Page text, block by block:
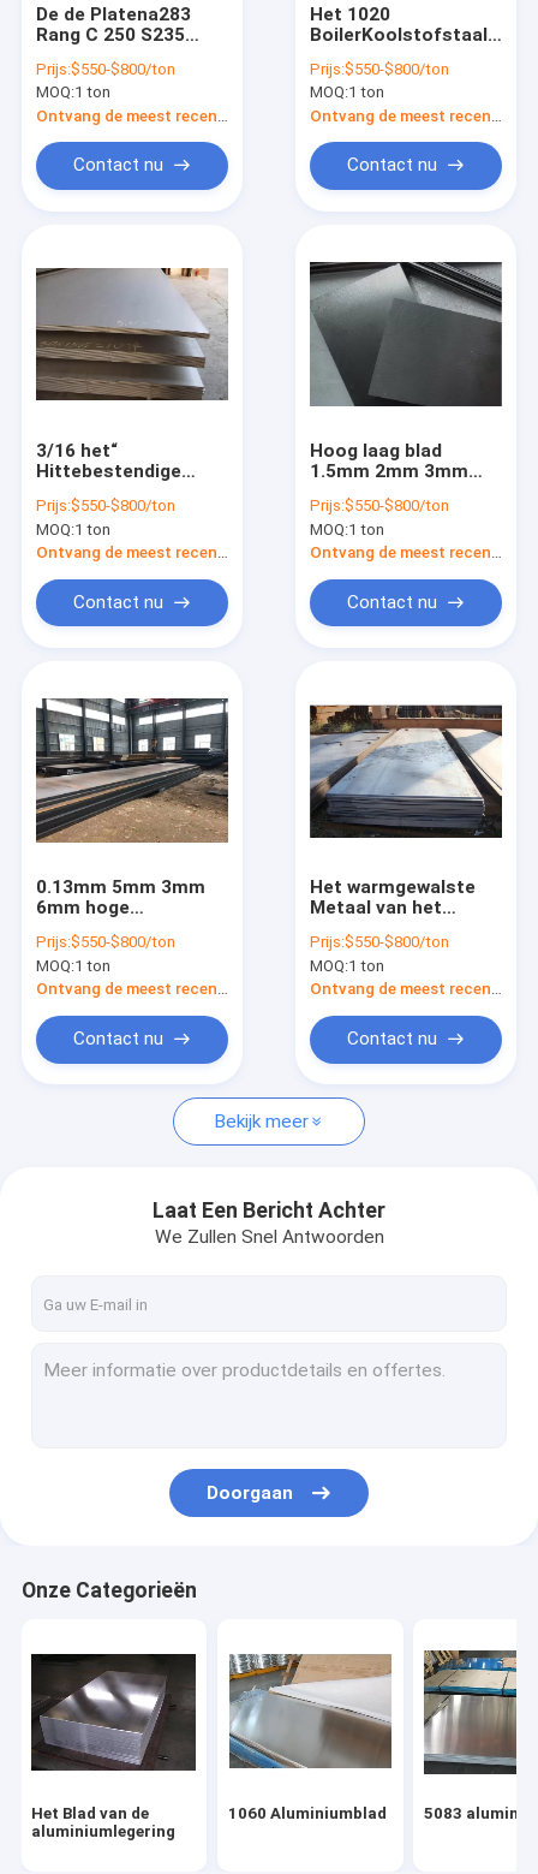
Producten
Videos
Ongeveer ons
Contacteer ons
Nieuws
Het Blad van de aluminiumlegering
5083 aluminiumblad
6061 aluminiumplaat
De Baar van het magnesiummetaal
De Baren van de aluminiumlegering
Kleur met een laag bedekte rol
Koolstofstaalplaten
LegeringsStaalplaat
De de Platena283
Rang C 250 S235
TemperatuurKoolstofstaal
is 2062
Prijs:$550-$800/ton
MOQ:1 ton
Contact nu
Het 1020
BoilerKoolstofstaal
ASTM A283 A283m
A573 A573m Gr. C
Prijs:$550-$800/ton
MOQ:1 ton
Contact nu
3/16 het“
Hittebestendige
Koolstofstaalplaat
A105 van A36 Met
een laag bedekt Mej.
2mm 6mm
Prijs:$550-$800/ton
MOQ:1 ton
Ontvang de meest recente Prijs
Contact nu
Hoog laag blad
1.5mm 2mm 3mm
koolstof vloeistaal
Prijs:$550-$800/ton
MOQ:1 ton
Ontvang de meest recente Prijs
Contact nu
0.13mm 5mm 3mm
6mm hoge
voor de dienst op
hoge temperatuur
Prijs:$550-$800/ton
MOQ:1 ton
Ontvang de meest recente Prijs
Contact nu
Het warmgewalste
Metaal van het
Plate 10mm 16mm
12mm 5.5mm 6.5mm
Prijs:$550-$800/ton
MOQ:1 ton
Ontvang de meest recente Prijs
Contact nu
Bekijk meer
Laat Een Bericht Achter
We Zullen Snel Antwoorden
Doorgaan
Onze Categorieën
Het Blad van de
aluminiumlegering
1060 Aluminiumblad 5083